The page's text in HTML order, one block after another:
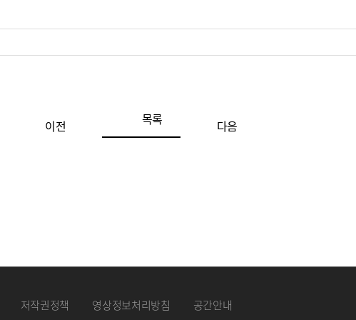
이전 목록 다음
저작권정책 영상정보처리방침 공간안내